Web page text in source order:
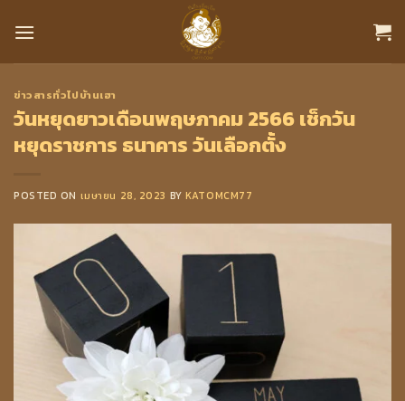
ข่าวสารทั่วไปบ้านเฮา
วันหยุดยาวเดือนพฤษภาคม 2566 เช็กวัน
หยุดราชการ ธนาคาร วันเลือกตั้ง
POSTED ON เมษายน 28, 2023 BY KATOMCM77